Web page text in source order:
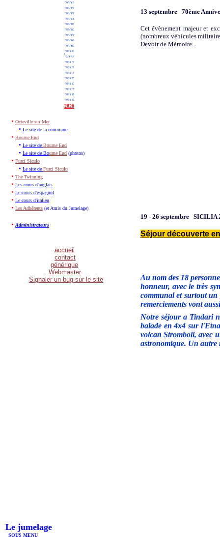
2001
2002
2003
2004
2005
2006
2007
2008
2009
2010
2011
2012
2013
2014
2015
2016
2017
2018
2019
2020
• Octeville sur Mer
• Le site de la commune
• Bourne End
• Le site de Bourne End
• Le site de Bourne End (photos)
• Furci Siculo
• Le site de Furci Siculo
• The Twinning
• Les cours d'anglais
• Le cours d'espagnol
• Le cours d'italien
• Les Adhérents (et Amis du Jumelage)
• Administrateurs
accueil
contact
générique
Webmaster
Signaler un bug sur le site
Le jumelage
SOUS MENU
13 septembre 70ème
Cet évènement majeur et
(nombreux véhicules
Devoir de Mémoire...
19 - 26 septembre SICILIA
Séjour découverte
Au nom des 18
honneur, avec le très
communal et surtout un
remerciements vont
Notre séjour a Tindari
balade en 4x4 sur
volcan Stromboli, avec
astronomique. Un autre